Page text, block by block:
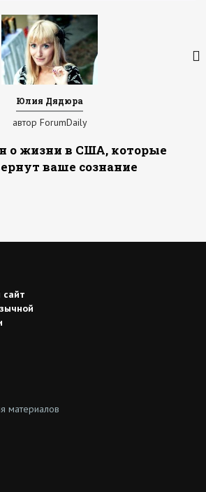
Юлия Дядюра
автор ForumDaily
о жизни в США, которые
ваше сознание
сайт
материалов